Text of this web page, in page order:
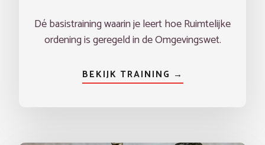
Dé basistraining waarin je leert hoe Ruimtelijke
ordening is geregeld in de Omgevingswet.
BEKIJK TRAINING →